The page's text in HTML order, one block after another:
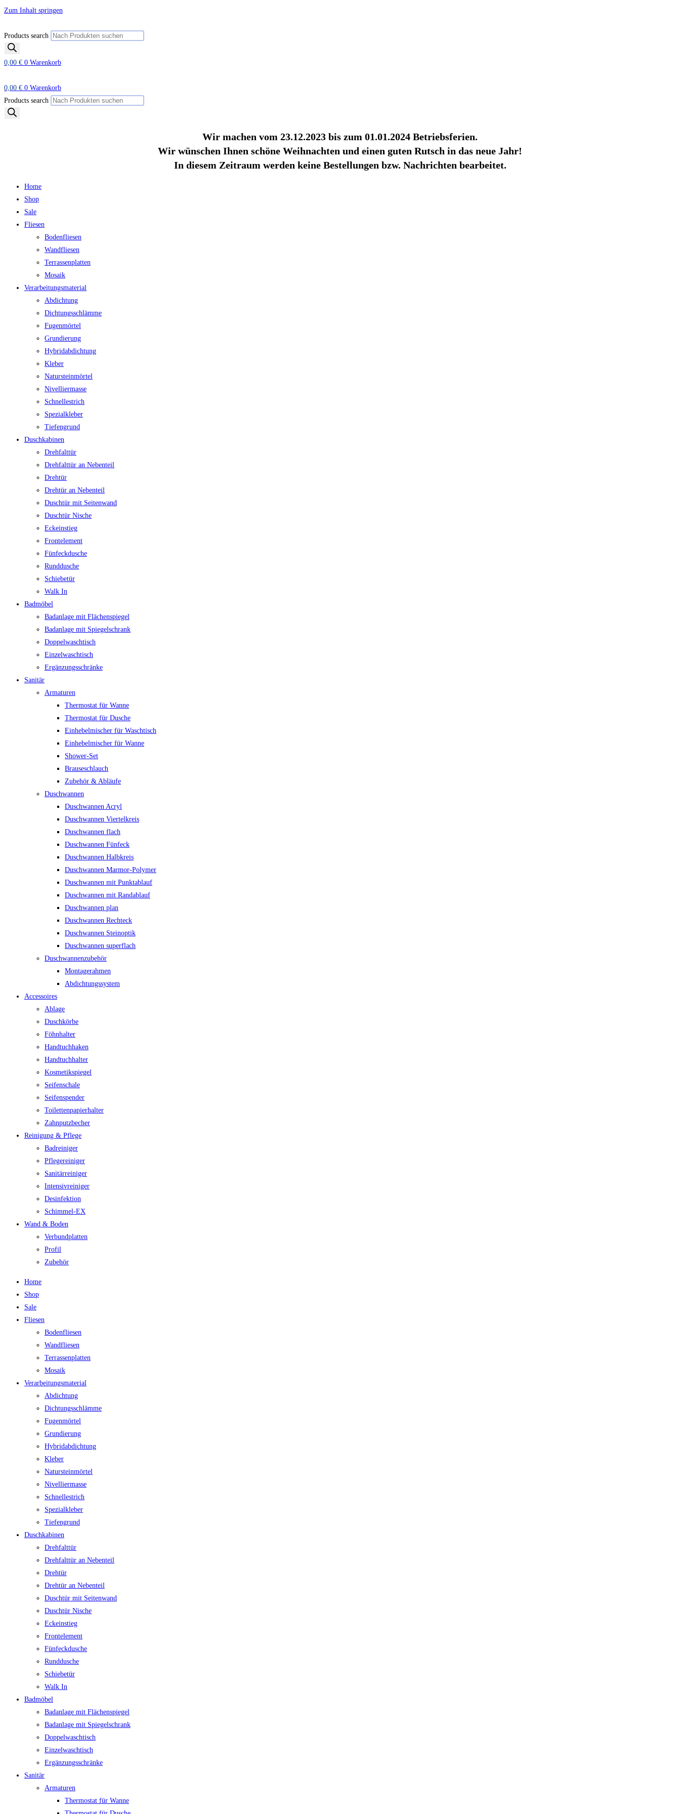
Zum Inhalt springen
Products search
0,00 € 0 Warenkorb
0,00 € 0 Warenkorb
Products search
Wir machen vom 23.12.2023 bis zum 01.01.2024 Betriebsferien.
Wir wünschen Ihnen schöne Weihnachten und einen guten Rutsch in das neue Jahr!
In diesem Zeitraum werden keine Bestellungen bzw. Nachrichten bearbeitet.
Home
Shop
Sale
Fliesen
Bodenfliesen
Wandfliesen
Terrassenplatten
Mosaik
Verarbeitungsmaterial
Abdichtung
Dichtungsschlämme
Fugenmörtel
Grundierung
Hybridabdichtung
Kleber
Natursteinmörtel
Nivelliermasse
Schnellestrich
Spezialkleber
Tiefengrund
Duschkabinen
Drehfalttür
Drehfalttür an Nebenteil
Drehtür
Drehtür an Nebenteil
Duschtür mit Seitenwand
Duschtür Nische
Eckeinstieg
Frontelement
Fünfeckdusche
Runddusche
Schiebetür
Walk In
Badmöbel
Badanlage mit Flächenspiegel
Badanlage mit Spiegelschrank
Doppelwaschtisch
Einzelwaschtisch
Ergänzungsschränke
Sanitär
Armaturen
Thermostat für Wanne
Thermostat für Dusche
Einhebelmischer für Waschtisch
Einhebelmischer für Wanne
Shower-Set
Brauseschlauch
Zubehör & Abläufe
Duschwannen
Duschwannen Acryl
Duschwannen Viertelkreis
Duschwannen flach
Duschwannen Fünfeck
Duschwannen Halbkreis
Duschwannen Marmor-Polymer
Duschwannen mit Punktablauf
Duschwannen mit Randablauf
Duschwannen plan
Duschwannen Rechteck
Duschwannen Steinoptik
Duschwannen superflach
Duschwannenzubehör
Montagerahmen
Abdichtungssystem
Accessoires
Ablage
Duschkörbe
Föhnhalter
Handtuchhaken
Handtuchhalter
Kosmetikspiegel
Seifenschale
Seifenspender
Toilettenpapierhalter
Zahnputzbecher
Reinigung & Pflege
Badreiniger
Pflegereiniger
Sanitärreiniger
Intensivreiniger
Desinfektion
Schimmel-EX
Wand & Boden
Verbundplatten
Profil
Zubehör
Home
Shop
Sale
Fliesen
Bodenfliesen
Wandfliesen
Terrassenplatten
Mosaik
Verarbeitungsmaterial
Abdichtung
Dichtungsschlämme
Fugenmörtel
Grundierung
Hybridabdichtung
Kleber
Natursteinmörtel
Nivelliermasse
Schnellestrich
Spezialkleber
Tiefengrund
Duschkabinen
Drehfalttür
Drehfalttür an Nebenteil
Drehtür
Drehtür an Nebenteil
Duschtür mit Seitenwand
Duschtür Nische
Eckeinstieg
Frontelement
Fünfeckdusche
Runddusche
Schiebetür
Walk In
Badmöbel
Badanlage mit Flächenspiegel
Badanlage mit Spiegelschrank
Doppelwaschtisch
Einzelwaschtisch
Ergänzungsschränke
Sanitär
Armaturen
Thermostat für Wanne